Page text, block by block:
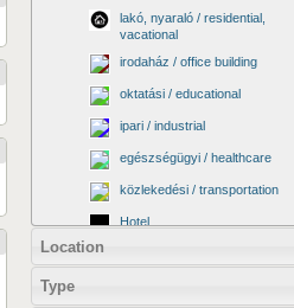
lakó, nyaraló / residential,
vacational
irodaház / office building
oktatási / educational
ipari / industrial
egészségügyi / healthcare
közlekedési / transportation
Hotel
Location
Type